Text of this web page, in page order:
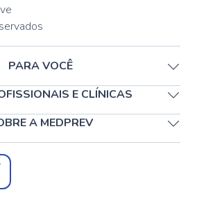
PARA VOCÊ
E CLÍNICAS
A MEDPREV